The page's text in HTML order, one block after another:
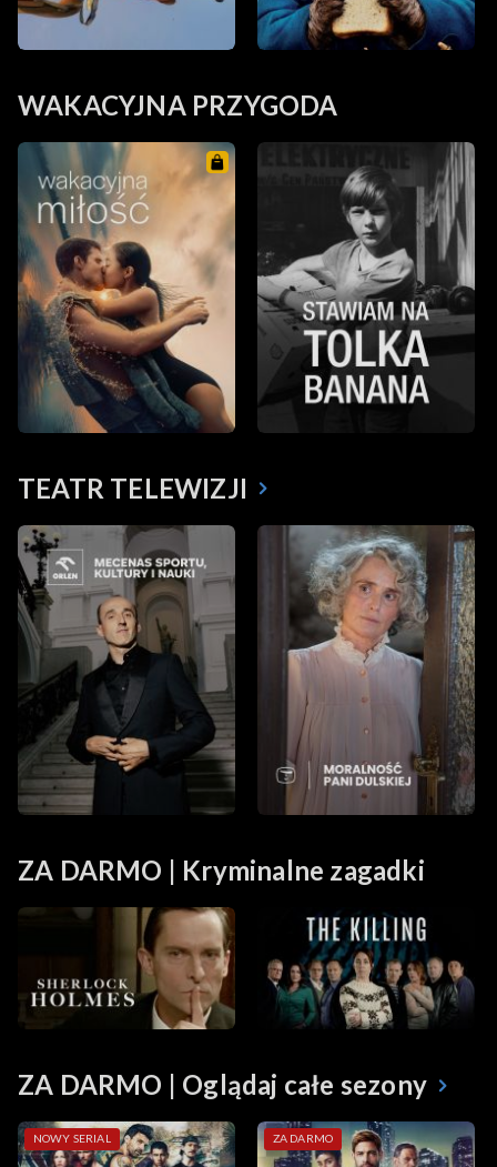
WAKACYJNA PRZYGODA
TEATR TELEWIZJI
ZA DARMO | Kryminalne zagadki
ZA DARMO | Oglądaj całe sezony
NOWY SERIAL ZA DARMO